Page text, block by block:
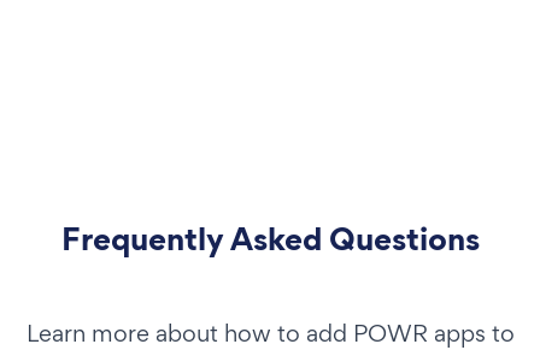
Frequently Asked Questions
Learn more about how to add POWR apps to